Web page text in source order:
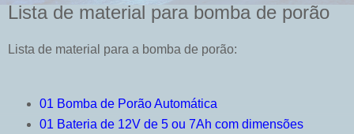
Lista de material para bomba de porão
Lista de material para a bomba de porão:
01 Bomba de Porão Automática
01 Bateria de 12V de 5 ou 7Ah com dimensões